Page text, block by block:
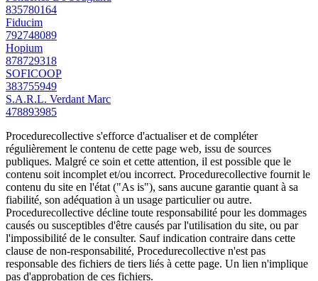
835780164
Fiducim
792748089
Hopium
878729318
SOFICOOP
383755949
S.A.R.L. Verdant Marc
478893985
Procedurecollective s'efforce d'actualiser et de compléter
régulièrement le contenu de cette page web, issu de sources
publiques. Malgré ce soin et cette attention, il est possible que le
contenu soit incomplet et/ou incorrect. Procedurecollective fournit le
contenu du site en l'état ("As is"), sans aucune garantie quant à sa
fiabilité, son adéquation à un usage particulier ou autre.
Procedurecollective décline toute responsabilité pour les dommages
causés ou susceptibles d'être causés par l'utilisation du site, ou par
l'impossibilité de le consulter. Sauf indication contraire dans cette
clause de non-responsabilité, Procedurecollective n'est pas
responsable des fichiers de tiers liés à cette page. Un lien n'implique
pas d'approbation de ces fichiers.